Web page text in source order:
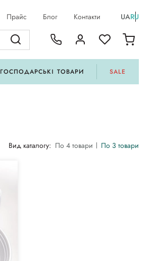
Прайс Блог Контакти UARU
ГОСПОДАРСЬКІ ТОВАРИ SALE
Вид каталогу: По 4 товари По 3 товари